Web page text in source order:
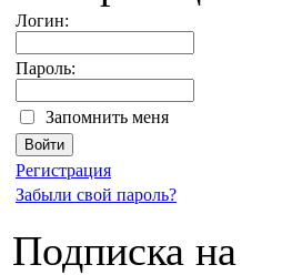
Логин:
Пароль:
Запомнить меня
Регистрация
Забыли свой пароль?
Подписка на